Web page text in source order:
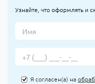
Узнайте, что оформлять и
Я согласен(а) на